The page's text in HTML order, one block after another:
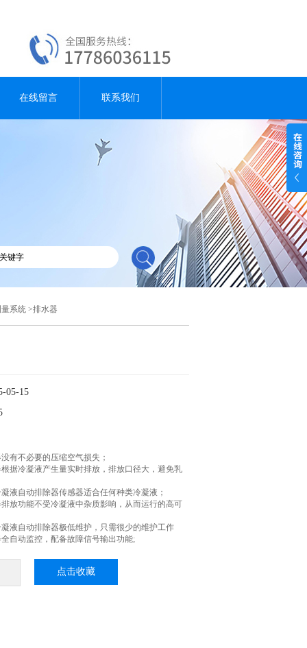
在线留言 联系我们
系统 >排水器
05-15
有不必要的压缩空气损失；
据冷凝液产生量实时排放，排放口径大，避免乳
液自动排除器传感器适合任何种类冷凝液；
放功能不受冷凝液中杂质影响，从而运行的高可
液自动排除器极低维护，只需很少的维护工作
自动监控，配备故障信号输出功能;
点击收藏